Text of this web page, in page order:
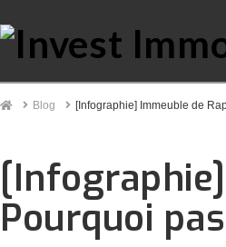
HomeBlog [Infographie] Immeuble de
Pourquoi